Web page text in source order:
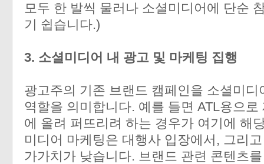
모두 한 발씩 물러나 소셜미디어에 단순
기 쉽습니다.)
3. 소셜미디어 내 광고 및 마케팅 집행
광고주의 기존 브랜드 캠페인을 소셜미
역할을 의미합니다. 예를 들면 ATL용으
에 올려 퍼뜨리려 하는 경우가 여기에 해
미디어 마케팅은 대행사 입장에서, 그리
가가치가 낮습니다. 브랜드 관련 콘텐츠